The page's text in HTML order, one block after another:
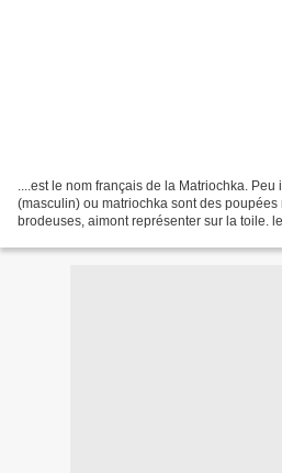
....est le nom français de la Matriochka.
(masculin) ou matriochka sont des poupées
brodeuses, aimont représenter sur la toile.